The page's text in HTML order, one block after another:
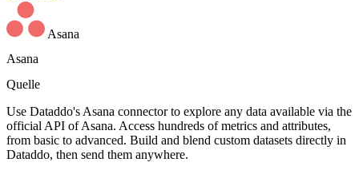
Asana
Asana
Quelle
Use Dataddo's Asana connector to explore any data available via the
official API of Asana. Access hundreds of metrics and attributes,
from basic to advanced. Build and blend custom datasets directly in
Dataddo, then send them anywhere.